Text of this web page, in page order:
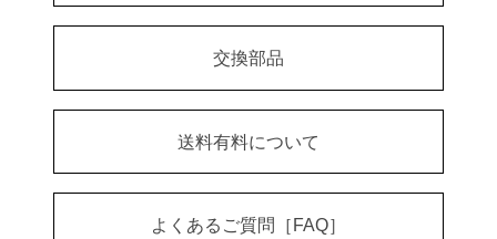
交換部品
送料有料について
よくあるご質問［FAQ］